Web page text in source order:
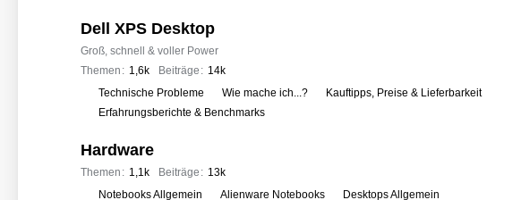
r
e
n
Dell XPS Desktop
Groß, schnell & voller Power
Themen
1,6k Beiträge 14k
e
r
Technische Probleme Wie mache ich...?
Kauftipps, Preise & Lieferbarkeit
Erfahrungsberichte & Benchmarks
Hardware
Themen 1,1k Beiträge 13k
Notebooks Allgemein Alienware Notebooks
Desktops Allgemein